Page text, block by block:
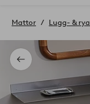
till
Tillbaka
Mattor Lugg- &